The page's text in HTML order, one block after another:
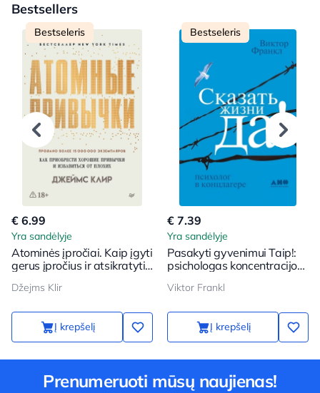
Bestsellers
Bestseleris
€ 6.99
Yra sandėlyje
Atominės įpročiai. Kaip įgyti
gerus įpročius ir atsikratyti
Džejms Klir
Į krepšelį
Bestseleris
€ 7.39
Yra sandėlyje
Pasakyti gyvenimui Taip!:
psichologas koncentracijos
Viktor Frankl
Į krepšelį
Prenumeruoti mūsų naujienas!